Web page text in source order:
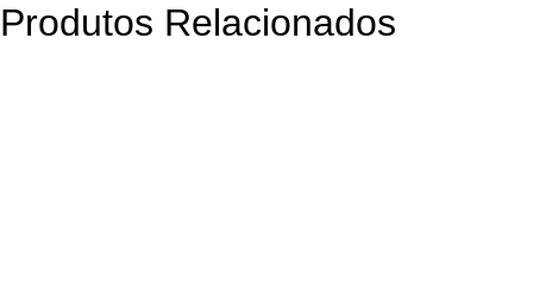
Produtos Relacionados